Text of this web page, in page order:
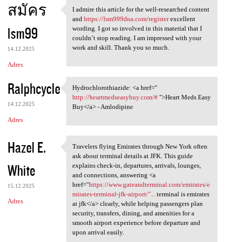
สมัคร
lsm99
14.12.2025
Adres
I admire this article for the
I admire this article for the well-researched content
and https://lsm999dna.com/registerexcellent
wording. I got so involved in this material that I
couldn’t stop reading. I am impressed with your
work and skill. Thank you so much.
Ralphcycle
14.12.2025
Adres
Hydrochlorothiazide: <a href=
Hydrochlorothiazide: <a href="
http://heartmedseasybuy.com/#">Heart Meds Easy
Buy</a> - Amlodipine
Hazel E.
White
15.12.2025
Adres
Travelers flying Emirates
Travelers flying Emirates through New York often
ask about terminal details at JFK. This guide
explains check-in, departures, arrivals, lounges,
and connections, answering <a
href="https://www.gateandterminal.com/emirates/e
mirates-terminal-jfk-airport/"...
terminal is emirates
at jfk</a> clearly, while helping passengers plan
security, transfers, dining, and amenities for a
smooth airport experience before departure and
upon arrival easily.